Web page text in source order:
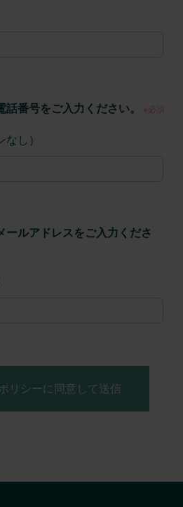
番号をご入力ください。 ※必須
し）
ールアドレスをご入力くださ